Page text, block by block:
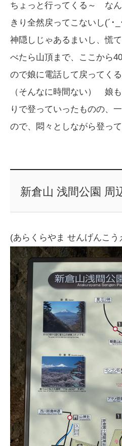
ちょっと行ってくる～ な
きり全然戻ってこないし(´･_
神隠しじゃあるまいし、慌
べたら山頂まで、ここから
ので娘に電話して戻ってく
（そんなに時間ない） 娘
りで登っていったものの、
ので、悶々としながら登っ
新倉山 浅間公園 周
(あらくらやま せんげんこう